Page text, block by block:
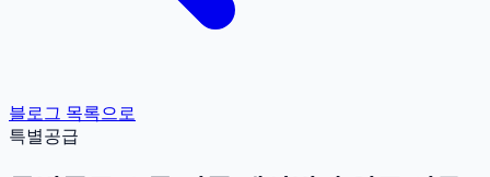
블로그 목록으로
특별공급